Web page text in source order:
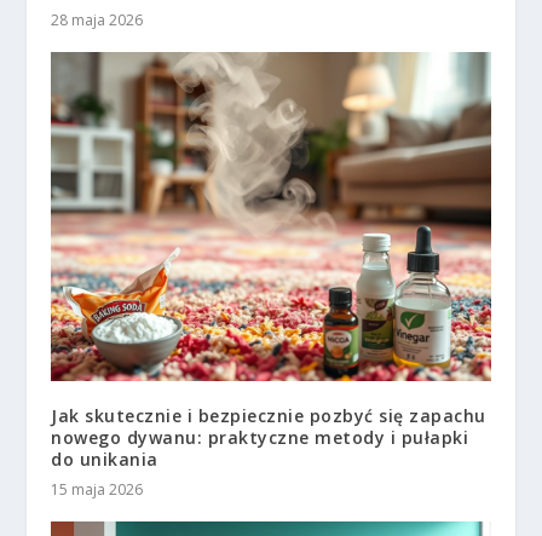
28 maja 2026
Jak skutecznie i bezpiecznie pozbyć się zapachu
nowego dywanu: praktyczne metody i pułapki
do unikania
15 maja 2026